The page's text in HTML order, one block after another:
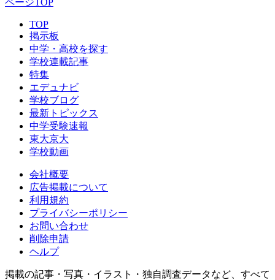
ページTOP
TOP
掲示板
中学・高校を探す
学校連載記事
特集
エデュナビ
学校ブログ
最新トピックス
中学受験速報
東大京大
学校動画
会社概要
広告掲載について
利用規約
プライバシーポリシー
お問い合わせ
削除申請
ヘルプ
掲載の記事・写真・イラスト・独自調査データなど、すべて